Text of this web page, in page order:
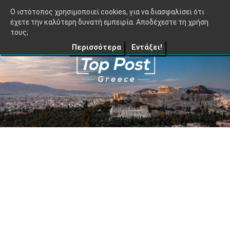
≡ TopPost.gr |
O ιστότοπος χρησιμοποιεί cookies, για να διασφαλίσει ότι
έχετε την καλύτερη δυνατή εμπειρία. Αποδέχεστε τη χρήση
τους;
Περισσότερα Εντάξει!